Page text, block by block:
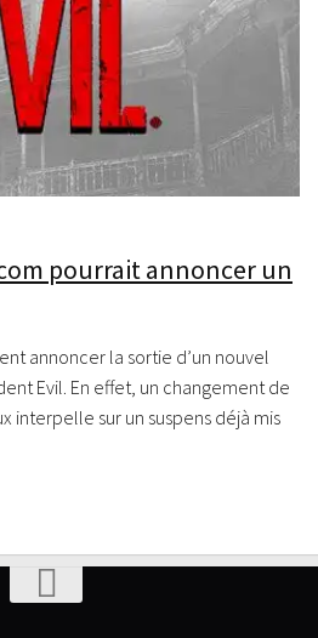
pourrait annoncer un
annoncer la sortie d’un nouvel
Evil. En effet, un changement de
interpelle sur un suspens déjà mis